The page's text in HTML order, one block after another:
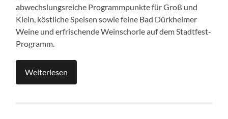
abwechslungsreiche Programmpunkte für Groß und
Klein, köstliche Speisen sowie feine Bad Dürkheimer
Weine und erfrischende Weinschorle auf dem Stadtfest-
Programm.
Weiterlesen